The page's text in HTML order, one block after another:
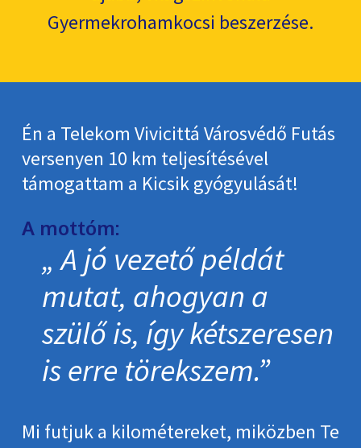
Gyermekrohamkocsi beszerzése.
Én a Telekom Vivicittá Városvédő Futás
versenyen 10 km teljesítésével
támogattam a Kicsik gyógyulását!
A mottóm:
A jó vezető példát
mutat, ahogyan a
szülő is, így kétszeresen
is erre törekszem.
Mi futjuk a kilométereket, miközben Te